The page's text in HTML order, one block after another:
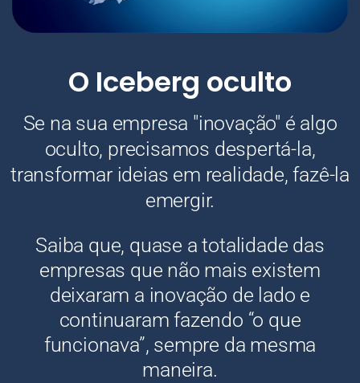
O Iceberg oculto
Se na sua empresa "inovação" é algo
oculto, precisamos despertá-la,
transformar ideias em realidade, fazê-la
emergir.
Saiba que, quase a totalidade das
empresas que não mais existem
deixaram a inovação de lado e
continuaram fazendo “o que
funcionava”, sempre da mesma
maneira.